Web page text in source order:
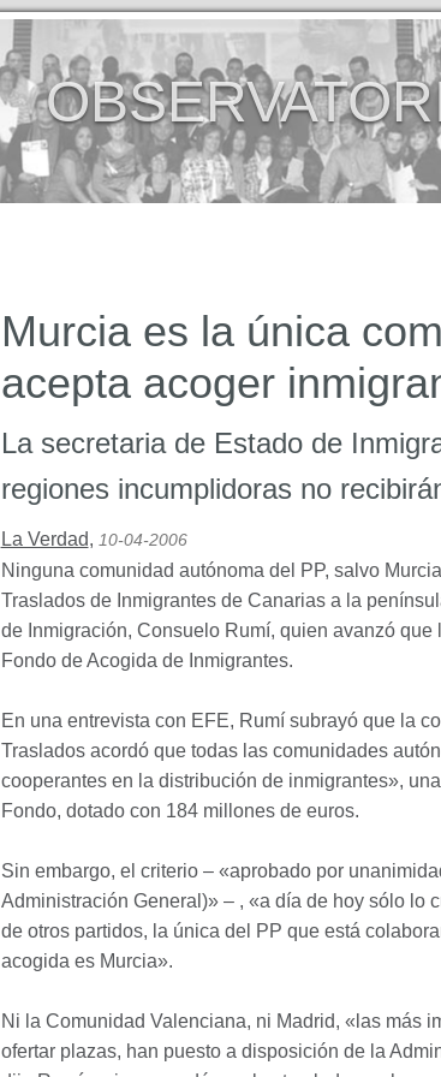
Murcia es la única
acepta acoger
La secretaria de Estado de
regiones incumplidoras no
La Verdad, 10-04-2006
Ninguna comunidad autónoma del PP, salvo
Traslados de Inmigrantes de Canarias a la
de Inmigración, Consuelo Rumí, quien avanzó que
Fondo de Acogida de Inmigrantes.
En una entrevista con EFE, Rumí subrayó que la
Traslados acordó que todas las comunidades
cooperantes en la distribución de inmigrantes»,
Fondo, dotado con 184 millones de euros.
Sin embargo, el criterio – «aprobado por
Administración General)» – , «a día de hoy sólo lo
de otros partidos, la única del PP que está
acogida es Murcia».
Ni la Comunidad Valenciana, ni Madrid, «las más
ofertar plazas, han puesto a disposición de la